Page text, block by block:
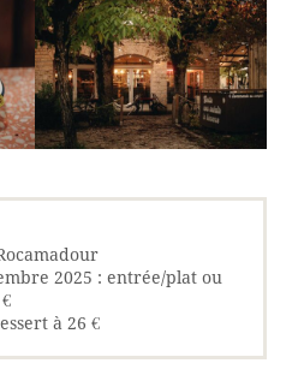
2025 : entrée/plat ou
à 26 €